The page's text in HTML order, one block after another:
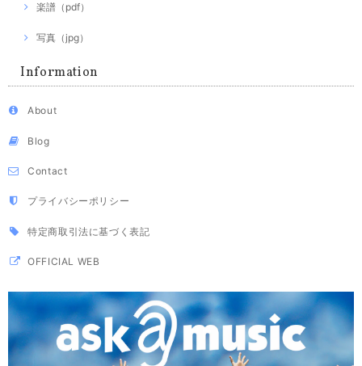
楽譜（pdf）
写真（jpg）
Information
About
Blog
Contact
プライバシーポリシー
特定商取引法に基づく表記
OFFICIAL WEB